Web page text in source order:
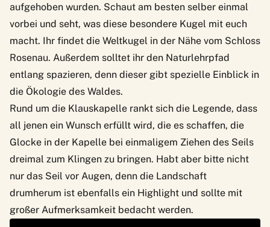
aufgehoben wurden. Schaut am besten selber einmal
vorbei und seht, was diese besondere Kugel mit euch
macht. Ihr findet die Weltkugel in der Nähe vom Schloss
Rosenau. Außerdem solltet ihr den Naturlehrpfad
entlang spazieren, denn dieser gibt spezielle Einblick in
die Ökologie des Waldes.
Rund um die Klauskapelle rankt sich die Legende, dass
all jenen ein Wunsch erfüllt wird, die es schaffen, die
Glocke in der Kapelle bei einmaligem Ziehen des Seils
dreimal zum Klingen zu bringen. Habt aber bitte nicht
nur das Seil vor Augen, denn die Landschaft
drumherum ist ebenfalls ein Highlight und sollte mit
großer Aufmerksamkeit bedacht werden.